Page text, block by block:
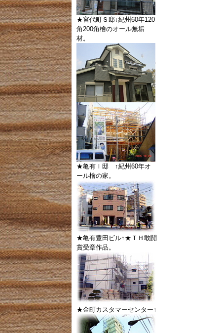
★宮代町Ｓ邸↓紀州60年120
角200角檜のオール無垢
材。
★亀有Ｉ邸 ↑紀州60年オ
ール檜の家。
★亀有豊田ビル↑★ＴＨ敢闘
賞受章作品。
★金町カスタマーセンター↑